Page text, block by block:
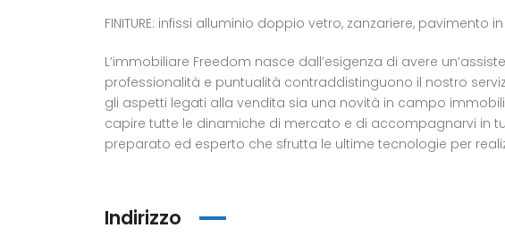
FINITURE: infissi alluminio doppio vetro, zanzariere,
L’immobiliare Freedom nasce dall’esigenza di avere
professionalità e puntualità contraddistinguono il nostro
gli aspetti legati alla vendita sia una novità in campo
capire tutte le dinamiche di mercato e di accompagnarvi in
preparato ed esperto che sfrutta le ultime tecnologie per
Indirizzo